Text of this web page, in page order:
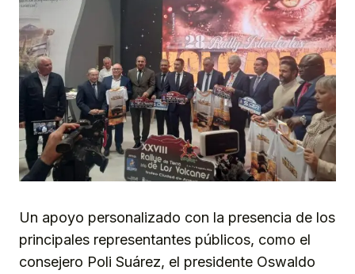
Un apoyo personalizado con la presencia de los
principales representantes públicos, como el
consejero Poli Suárez, el presidente Oswaldo